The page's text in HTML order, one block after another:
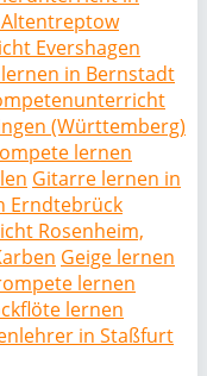
Evershagen
in Bernstadt
(Württemberg)
lernen
Gitarre lernen in
Erndtebrück
Rosenheim,
Geige lernen
lernen
lernen
in Staßfurt